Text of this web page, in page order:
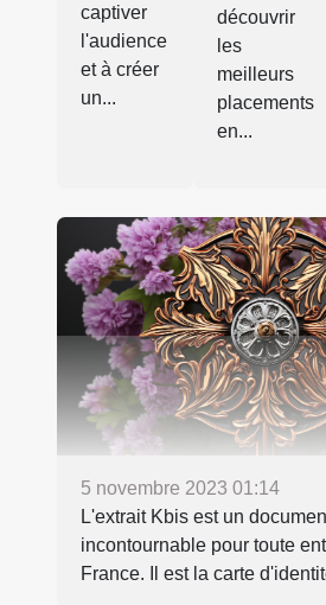
captiver
l'audience
et à créer
un...
découvrir
les
meilleurs
placements
en...
5 novembre 2023 01:14
L'extrait Kbis est un
incontournable pour toute
France. Il est la carte